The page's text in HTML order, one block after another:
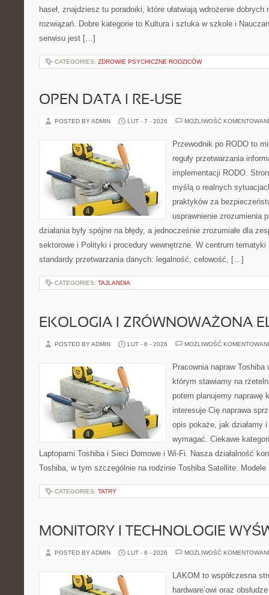
haseł, znajdziesz tu poradniki, które ułatwiają wdrożenie
rozwiązań. Dobre kategorie to Kultura i sztuka w szkole i
serwisu jest […]
CATEGORIES: ZDROWIE PSYCHICZNE RODZICÓW
OPEN DATA I RE-USE
POSTED BY ADMIN LUT - 7 - 2026 MOŻLIWOŚĆ
Przewodnik po RODO to
reguły przetwarzania
implementacji RODO.
myślą o realnych
praktyków za
usprawnienie zrozumienia
działania były spójne na błędy, a jednocześnie zrozumiałe dla
sektorowe i Polityki i procedury wewnętrzne. W centrum tematyki
standardy przetwarzania danych: legalność, celowość, […]
CATEGORIES: TAJLANDIA
EKOLOGIA I ZRÓWNOWAŻONA
POSTED BY ADMIN LUT - 6 - 2026 MOŻLIWOŚĆ
Pracownia napraw
którym stawiamy na
potem planujemy naprawę
interesuje Cię naprawa
opis pokaże, jak działamy
wymagać. Ciekawe
Laptopami Toshiba i Sieci Domowe i Wi-Fi. Nasza działalność
Toshiba, w tym szczególnie na rodzinie Toshiba Satellite.
CATEGORIES: TATRY
MONITORY I TECHNOLOGIE
POSTED BY ADMIN LUT - 6 - 2026 MOŻLIWOŚĆ
LAKOM to współczesna
hardware’owi oraz